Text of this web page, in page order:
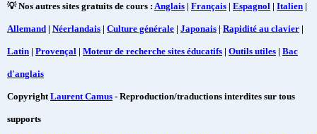
💡 Nos autres sites gratuits de cours : Anglais | Français | Espagnol | Italien |
Allemand | Néerlandais | Culture générale | Japonais | Rapidité au clavier |
Latin | Provençal | Moteur de recherche sites éducatifs | Outils utiles | Bac
d'anglais
CopyrightLaurent Camus - Reproduction/traductions interdites sur tous
supports